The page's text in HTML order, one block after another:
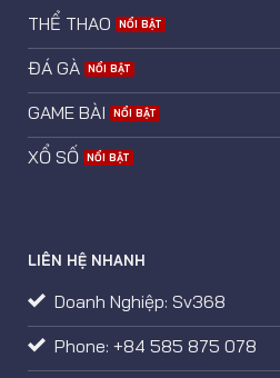
THỂ THAO
ĐÁ GÀ
GAME BÀI
XỔ SỐ
LIÊN HỆ NHANH
Doanh Nghiệp: Sv368
Phone: +84 585 875 078